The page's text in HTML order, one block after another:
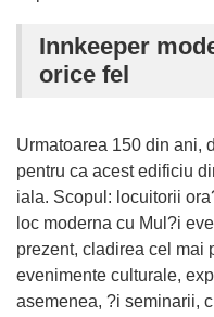
Innkeeper
orice fel
Urmatoarea 150 din ani,
pentru ca acest edificiu
iala. Scopul: locuitorii
loc moderna cu Mul?i
prezent, cladirea cel mai
evenimente culturale,
asemenea, ?i seminarii,